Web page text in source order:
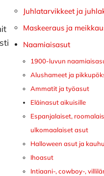
Juhlatarvikkeet ja
Maskeeraus ja
Naamiaisasut
1900-luvun
Alushameet ja
Ammatit ja työasut
Eläinasut aikuisille
Espanjalaiset,
ulkomaalaiset asut
Halloween asut ja kauhu
Ihoasut
Intiaani-, cowboy-,